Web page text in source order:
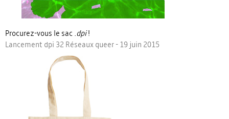
Lancement dpi 32 Réseaux queer - 19 juin 2015
Procurez-vous le sac .dpi!